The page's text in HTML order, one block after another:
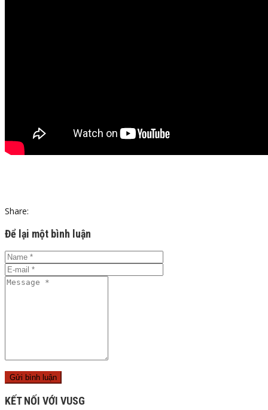
Share:
Để lại một bình luận
KẾT NỐI VỚI VUSG